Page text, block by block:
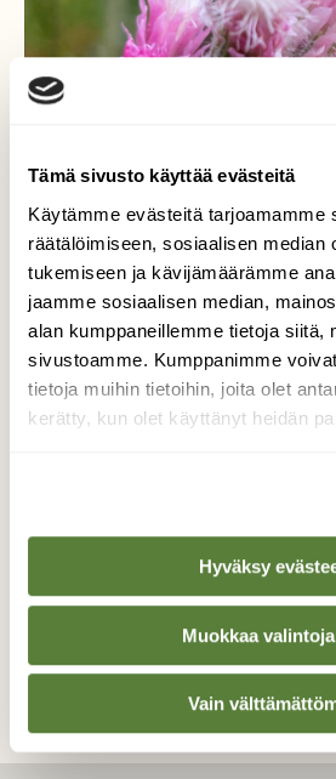
Tämä sivusto käyttää evästeitä
Käytämme evästeitä tarjoamamme
räätälöimiseen, sosiaalisen median
tukemiseen ja kävijämäärämme
jaamme sosiaalisen median,
alan kumppaneillemme tietoja siitä,
sivustoamme. Kumppanimme
tietoja muihin tietoihin, joita olet
kerätty, kun olet käyttänyt heidän
Hyväksy
Muokkaa valintoja
Vain
Ruutupirkko piilossa
TAKAISIN